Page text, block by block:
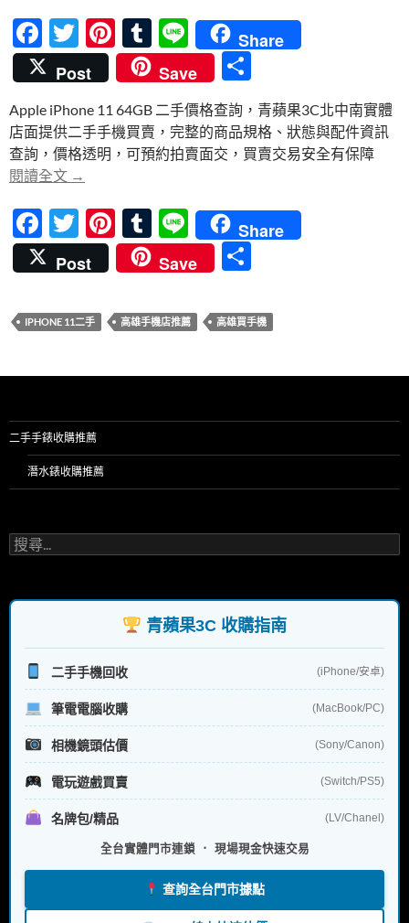
F
ac
e
b
o
o
k
T
w
itt
er
Pi
nt
er
es
t
T
u
m
bl
r
Li
n
e
Share
Post
Save
享
Apple iPhone 11 64GB 二手價格查詢，青蘋果3C北中南實體
店面提供二手手機買賣，完整的商品規格、狀態與配件資訊
查詢，價格透明，可預約拍賣面交，買賣交易安全有保障
閱讀全文 iphone 11二手 哪裡買比較便宜？高雄最便宜手機哪
→
F
ac
e
b
o
o
T
w
itt
er
Pi
nt
er
es
t
T
u
m
bl
r
Li
n
e
Share
Post
Save
IPHONE 11二手 高雄手機店推薦 高雄買手機
二手手錶收購推薦
潛水錶收購推薦
搜
尋
字:
青蘋果3C 收購指南
二手手機回收 (iPhone/安卓)
筆電電腦收購 (MacBook/PC)
相機鏡頭估價 (Sony/Canon)
電玩遊戲買賣 (Switch/PS5)
名牌包/精品 (LV/Chanel)
全台實體門市連鎖 ． 現場現金快速交易
查詢全台門市據點